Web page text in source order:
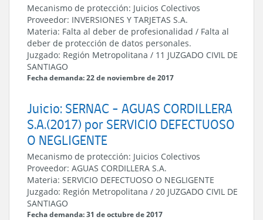
Mecanismo de protección: Juicios Colectivos
Proveedor: INVERSIONES Y TARJETAS S.A.
Materia: Falta al deber de profesionalidad / Falta al
deber de protección de datos personales.
Juzgado: Región Metropolitana / 11 JUZGADO CIVIL DE
SANTIAGO
Fecha demanda: 22 de noviembre de 2017
Juicio: SERNAC - AGUAS CORDILLERA
S.A.(2017) por SERVICIO DEFECTUOSO
O NEGLIGENTE
Mecanismo de protección: Juicios Colectivos
Proveedor: AGUAS CORDILLERA S.A.
Materia: SERVICIO DEFECTUOSO O NEGLIGENTE
Juzgado: Región Metropolitana / 20 JUZGADO CIVIL DE
SANTIAGO
Fecha demanda: 31 de octubre de 2017